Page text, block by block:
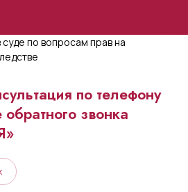
по телефону
звонка